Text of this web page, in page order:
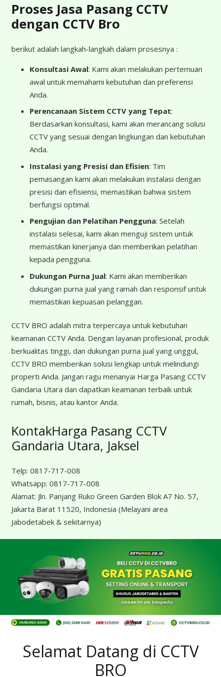
Proses Jasa Pasang CCTV
dengan CCTV Bro
berikut adalah langkah-langkah dalam prosesnya :
Konsultasi Awal: Kami akan melakukan pertemuan
awal untuk memahami kebutuhan dan preferensi
Anda.
Perencanaan Sistem CCTV yang Tepat:
Berdasarkan konsultasi, kami akan merancang solusi
CCTV yang sesuai dengan lingkungan dan kebutuhan
Anda.
Instalasi yang Presisi dan Efisien: Tim
pemasangan kami akan melakukan instalasi dengan
presisi dan efisiensi, memastikan bahwa sistem
berfungsi optimal.
Pengujian dan Pelatihan Pengguna: Setelah
instalasi selesai, kami akan menguji sistem untuk
memastikan kinerjanya dan memberikan pelatihan
kepada pengguna.
Dukungan Purna Jual: Kami akan memberikan
dukungan purna jual yang ramah dan responsif untuk
memastikan kepuasan pelanggan.
CCTV BRO adalah mitra terpercaya untuk kebutuhan
keamanan CCTV Anda. Dengan layanan profesional, produk
berkualitas tinggi, dan dukungan purna jual yang unggul,
CCTV BRO memberikan solusi lengkap untuk melindungi
properti Anda. Jangan ragu menanyai Harga Pasang CCTV
Gandaria Utara dan dapatkan keamanan terbaik untuk
rumah, bisnis, atau kantor Anda.
KontakHarga Pasang CCTV
Gandaria Utara, Jaksel
Telp: 0817-717-008
Whatsapp: 0817-717-008
Alamat: Jln. Panjang Ruko Green Garden Blok A7 No. 57,
Jakarta Barat 11520, Indonesia (Melayani area
Jabodetabek & sekitarnya)
Selamat Datang di CCTV
BRO